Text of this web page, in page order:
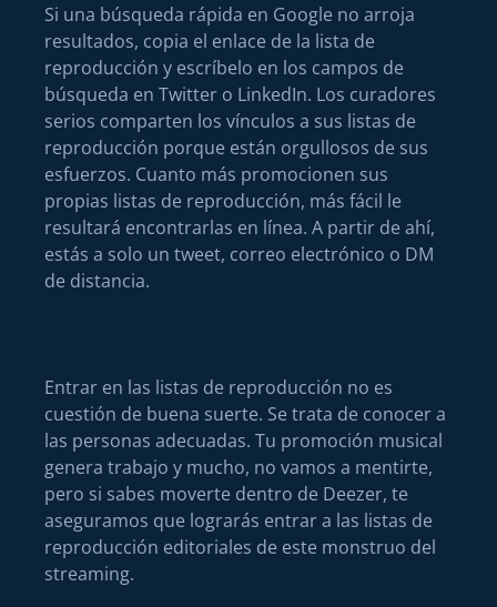
Si una búsqueda rápida en Google no arroja
resultados, copia el enlace de la lista de
reproducción y escríbelo en los campos de
búsqueda en Twitter o LinkedIn. Los curadores
serios comparten los vínculos a sus listas de
reproducción porque están orgullosos de sus
esfuerzos. Cuanto más promocionen sus
propias listas de reproducción, más fácil le
resultará encontrarlas en línea. A partir de ahí,
estás a solo un tweet, correo electrónico o DM
de distancia.
Entrar en las listas de reproducción no es
cuestión de buena suerte. Se trata de conocer a
las personas adecuadas. Tu promoción musical
genera trabajo y mucho, no vamos a mentirte,
pero si sabes moverte dentro de Deezer, te
aseguramos que lograrás entrar a las listas de
reproducción editoriales de este monstruo del
streaming.